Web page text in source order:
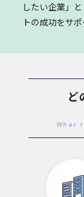
したい企業」
トの成功をサポ
ど
What